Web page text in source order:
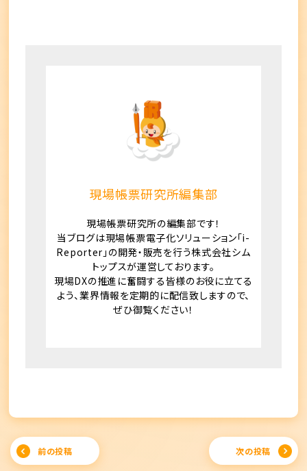
現場帳票研究所編集部
現場帳票研究所の編集部です！
当ブログは現場帳票電子化ソリューション「i-
Reporter」の開発・販売を行う株式会社シム
トップスが運営しております。
現場DXの推進に奮闘する皆様のお役に立てる
よう、業界情報を定期的に配信致しますので、
ぜひ御覧ください！
Post前の投稿 次の投稿